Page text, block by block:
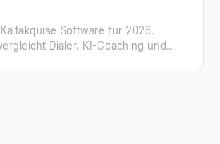
Software für 2026.
Dialer, KI-Coaching und